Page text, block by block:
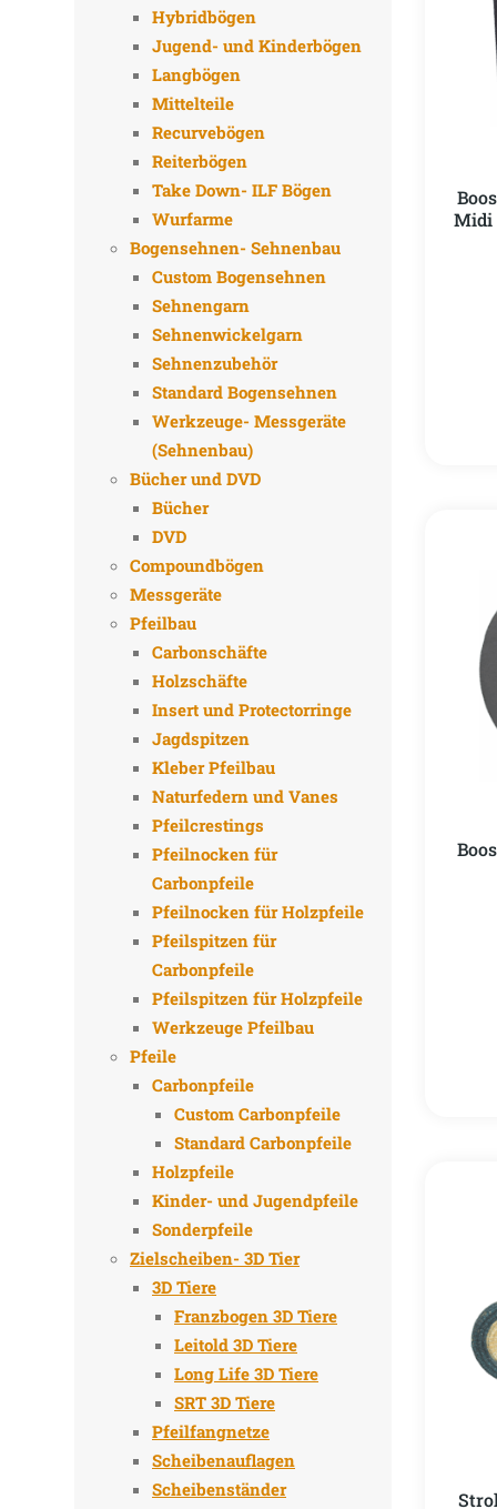
Hybridbögen
Jugend- und Kinderbögen
Langbögen
Mittelteile
Recurvebögen
Reiterbögen
Take Down- ILF Bögen
Wurfarme
Bogensehnen- Sehnenbau
Custom Bogensehnen
Sehnengarn
Sehnenwickelgarn
Sehnenzubehör
Standard Bogensehnen
Werkzeuge- Messgeräte
(Sehnenbau)
Bücher und DVD
Bücher
DVD
Compoundbögen
Messgeräte
Pfeilbau
Carbonschäfte
Holzschäfte
Insert und Protectorringe
Jagdspitzen
Kleber Pfeilbau
Naturfedern und Vanes
Pfeilcrestings
Pfeilnocken für
Carbonpfeile
Pfeilnocken für Holzpfeile
Pfeilspitzen für
Carbonpfeile
Pfeilspitzen für Holzpfeile
Werkzeuge Pfeilbau
Pfeile
Carbonpfeile
Custom Carbonpfeile
Standard Carbonpfeile
Holzpfeile
Kinder- und Jugendpfeile
Sonderpfeile
Zielscheiben- 3D Tier
3D Tiere
Franzbogen 3D Tiere
Leitold 3D Tiere
Long Life 3D Tiere
SRT 3D Tiere
Pfeilfangnetze
Scheibenauflagen
Scheibenständer
Midi